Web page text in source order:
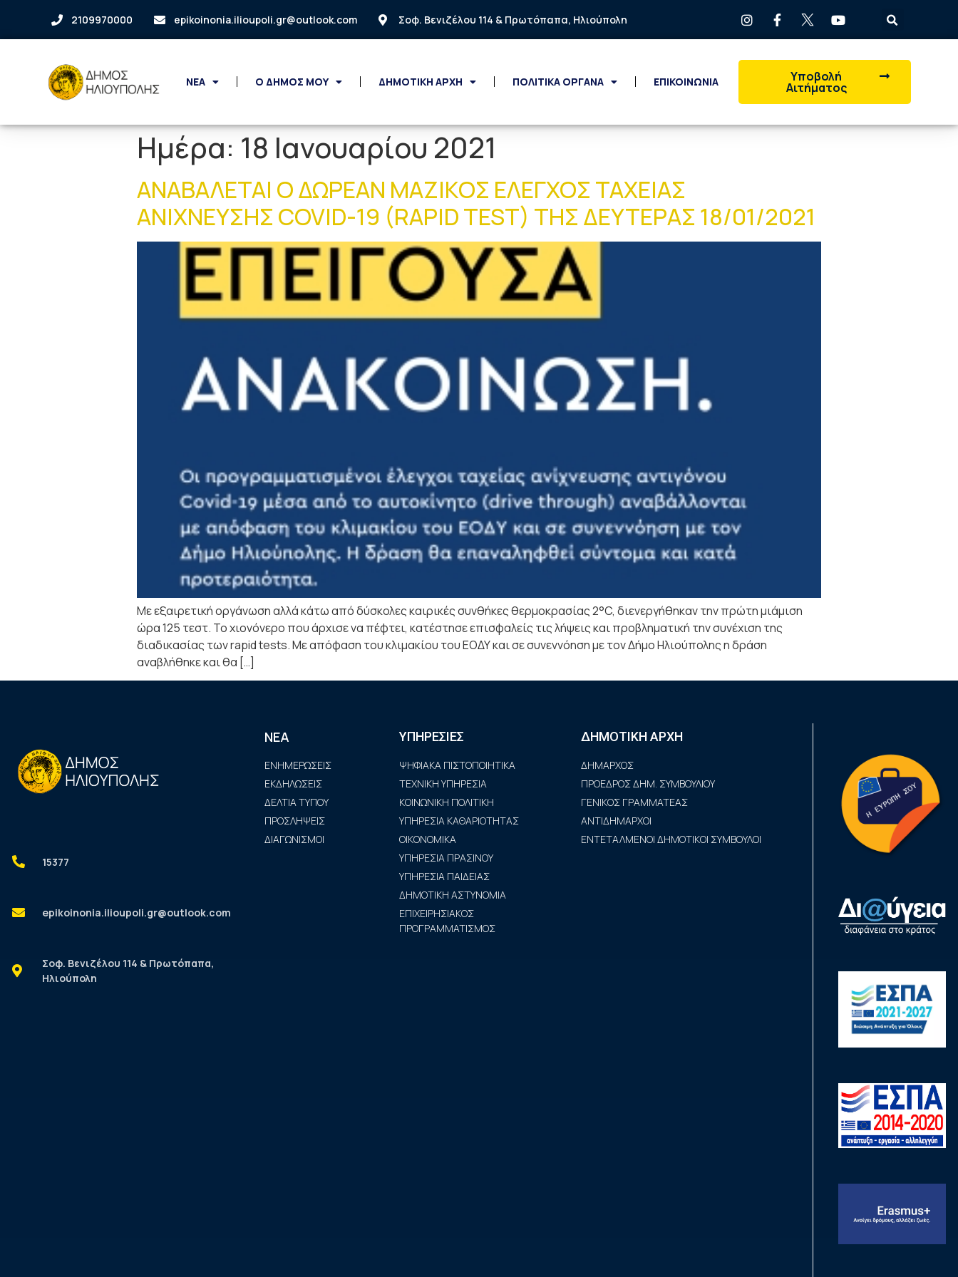
2109970000 epikoinonia.ilioupoli.gr@outlook.com Σοφ. Βενιζέλου 114 & Πρωτόπαπα, Ηλιούπολη
ΝΕΑ Ο ΔΗΜΟΣ ΜΟΥ ΔΗΜΟΤΙΚΗ ΑΡΧΗ ΠΟΛΙΤΙΚΑ ΟΡΓΑΝΑ ΕΠΙΚΟΙΝΩΝΙΑ Υποβολή
Αιτήματος
Ημέρα: 18 Ιανουαρίου 2021
ΑΝΑΒΑΛΕΤΑΙ Ο ΔΩΡΕΑΝ ΜΑΖΙΚΟΣ ΕΛΕΓΧΟΣ ΤΑΧΕΙΑΣ
ΑΝΙΧΝΕΥΣΗΣ COVID-19 (RAPID TEST) ΤΗΣ ΔΕΥΤΕΡΑΣ 18/01/2021
Με εξαιρετική οργάνωση αλλά κάτω από δύσκολες καιρικές συνθήκες θερμοκρασίας 2°C, διενεργήθηκαν την πρώτη μιάμιση
ώρα 125 τεστ. Το χιονόνερο που άρχισε να πέφτει, κατέστησε επισφαλείς τις λήψεις και προβληματική την συνέχιση της
διαδικασίας των rapid tests. Με απόφαση του κλιμακίου του ΕΟΔΥ και σε συνεννόηση με τον Δήμο Ηλιούπολης η δράση
αναβλήθηκε και θα […]
15377
epikoinonia.ilioupoli.gr@outlook.com
Σοφ. Βενιζέλου 114 & Πρωτόπαπα,
Ηλιούπολη
ΝΕΑ
ΕΝΗΜΕΡΩΣΕΙΣ
ΕΚΔΗΛΩΣΕΙΣ
ΔΕΛΤΙΑ ΤΥΠΟΥ
ΠΡΟΣΛΗΨΕΙΣ
ΔΙΑΓΩΝΙΣΜΟΙ
ΥΠΗΡΕΣΙΕΣ
ΨΗΦΙΑΚΑ ΠΙΣΤΟΠΟΙΗΤΙΚΑ
ΤΕΧΝΙΚΗ ΥΠΗΡΕΣΙΑ
ΚΟΙΝΩΝΙΚΗ ΠΟΛΙΤΙΚΗ
ΥΠΗΡΕΣΙΑ ΚΑΘΑΡΙΟΤΗΤΑΣ
ΟΙΚΟΝΟΜΙΚΑ
ΥΠΗΡΕΣΙΑ ΠΡΑΣΙΝΟΥ
ΥΠΗΡΕΣΙΑ ΠΑΙΔΕΙΑΣ
ΔΗΜΟΤΙΚΗ ΑΣΤΥΝΟΜΙΑ
ΕΠΙΧΕΙΡΗΣΙΑΚΟΣ
ΠΡΟΓΡΑΜΜΑΤΙΣΜΟΣ
ΔΗΜΟΤΙΚΗ ΑΡΧΗ
ΔΗΜΑΡΧΟΣ
ΠΡΟΕΔΡΟΣ ΔΗΜ. ΣΥΜΒΟΥΛΙΟΥ
ΓΕΝΙΚΟΣ ΓΡΑΜΜΑΤΕΑΣ
ΑΝΤΙΔΗΜΑΡΧΟΙ
ΕΝΤΕΤΑΛΜΕΝΟΙ ΔΗΜΟΤΙΚΟΙ ΣΥΜΒΟΥΛΟΙ